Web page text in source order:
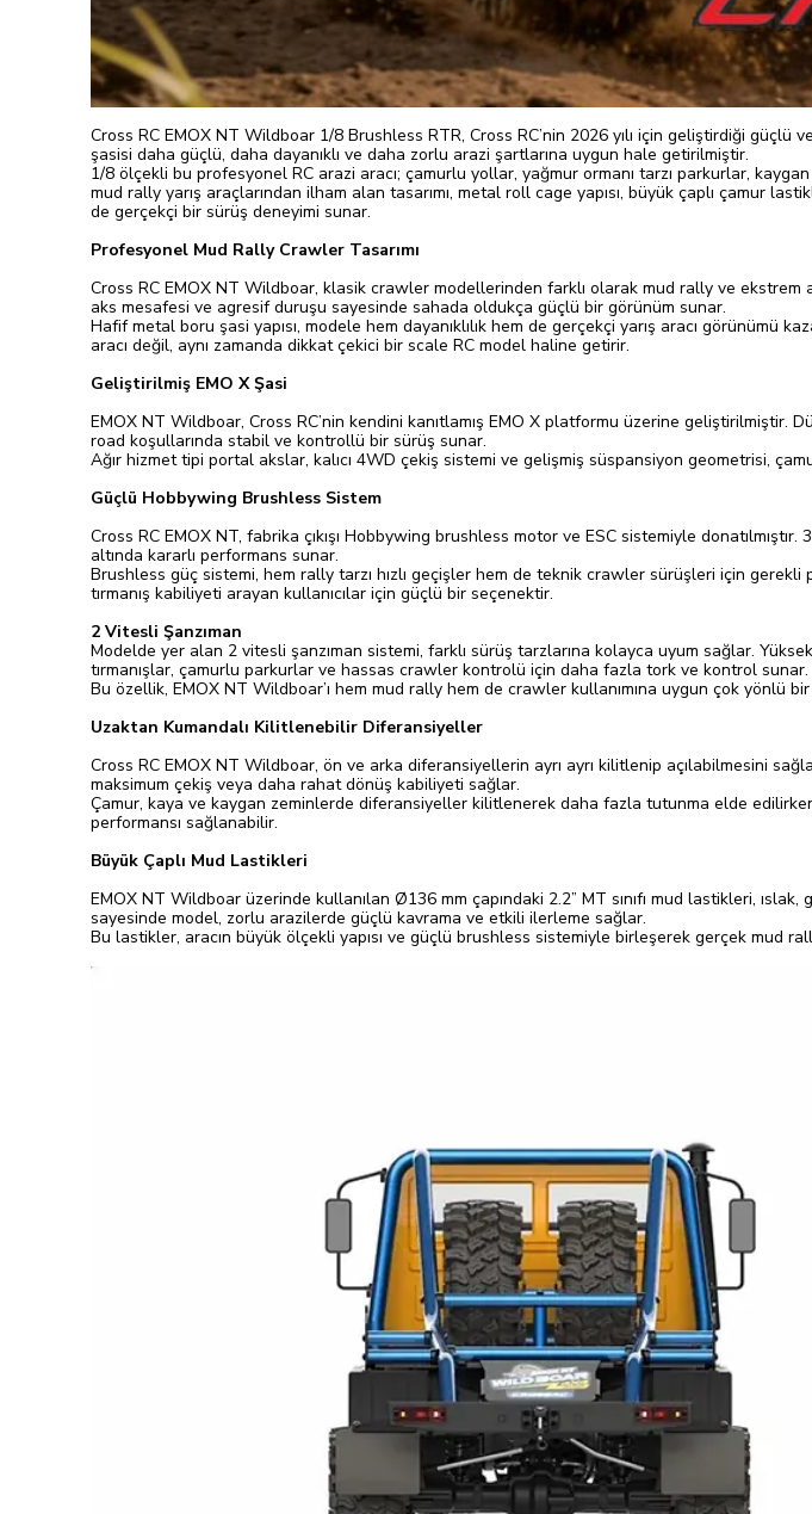
Cross RC EMOX NT Wildboar 1/8 Brushless RTR, Cross RC’nin 2026 yılı için geliştirdiği
şasisi daha güçlü, daha dayanıklı ve daha zorlu arazi şartlarına uygun hale getirilmiştir.
1/8 ölçekli bu profesyonel RC arazi aracı; çamurlu yollar, yağmur ormanı tarzı parkurlar,
mud rally yarış araçlarından ilham alan tasarımı, metal roll cage yapısı, büyük çaplı çamur
de gerçekçi bir sürüş deneyimi sunar.
Profesyonel Mud Rally Crawler Tasarımı
Cross RC EMOX NT Wildboar, klasik crawler modellerinden farklı olarak mud rally ve
aks mesafesi ve agresif duruşu sayesinde sahada oldukça güçlü bir görünüm sunar.
Hafif metal boru şasi yapısı, modele hem dayanıklılık hem de gerçekçi yarış aracı görünümü
aracı değil, aynı zamanda dikkat çekici bir scale RC model haline getirir.
Geliştirilmiş EMO X Şasi
EMOX NT Wildboar, Cross RC’nin kendini kanıtlamış EMO X platformu üzerine geliştirilmiştir.
road koşullarında stabil ve kontrollü bir sürüş sunar.
Ağır hizmet tipi portal akslar, kalıcı 4WD çekiş sistemi ve gelişmiş süspansiyon geometrisi,
Güçlü Hobbywing Brushless Sistem
Cross RC EMOX NT, fabrika çıkışı Hobbywing brushless motor ve ESC sistemiyle
altında kararlı performans sunar.
Brushless güç sistemi, hem rally tarzı hızlı geçişler hem de teknik crawler sürüşleri için
tırmanış kabiliyeti arayan kullanıcılar için güçlü bir seçenektir.
2 Vitesli Şanzıman
Modelde yer alan 2 vitesli şanzıman sistemi, farklı sürüş tarzlarına kolayca uyum sağlar.
tırmanışlar, çamurlu parkurlar ve hassas crawler kontrolü için daha fazla tork ve kontrol sunar.
Bu özellik, EMOX NT Wildboar’ı hem mud rally hem de crawler kullanımına uygun çok yönlü
Uzaktan Kumandalı Kilitlenebilir Diferansiyeller
Cross RC EMOX NT Wildboar, ön ve arka diferansiyellerin ayrı ayrı kilitlenip açılabilmesini
maksimum çekiş veya daha rahat dönüş kabiliyeti sağlar.
Çamur, kaya ve kaygan zeminlerde diferansiyeller kilitlenerek daha fazla tutunma elde
performansı sağlanabilir.
Büyük Çaplı Mud Lastikleri
EMOX NT Wildboar üzerinde kullanılan Ø136 mm çapındaki 2.2” MT sınıfı mud lastikleri,
sayesinde model, zorlu arazilerde güçlü kavrama ve etkili ilerleme sağlar.
Bu lastikler, aracın büyük ölçekli yapısı ve güçlü brushless sistemiyle birleşerek gerçek mud